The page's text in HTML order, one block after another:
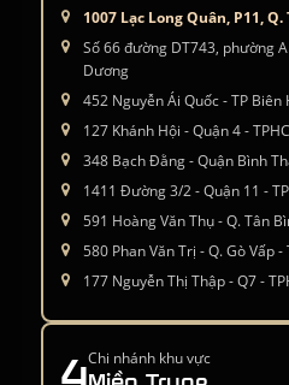
1007 Lạc Long Quân, P11,
Số 66 đường DT743, phường
Dương
452 Nguyễn Ái Quốc - TP Biên
127 Khánh Hội - Quận 4 -
348 Bạch Đằng - Quận Bình
1411 Đường 3/2 - Quận 11 -
591 Hoàng Văn Thụ - Q. Tân
580 Phan Văn Trị - Q. Gò Vấp -
177 Nguyễn Thị Thập - Q7 -
4Chi nhánh khu vực